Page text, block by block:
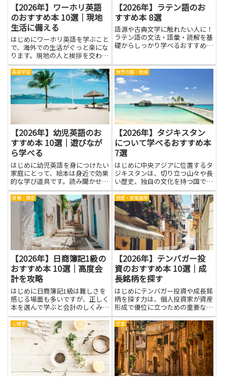
【2026年】ワーホリ英語
のおすすめ本 10選｜現地
生活に備える
はじめにワーホリ英語を学ぶこと
で、海外での生活がぐっと楽にな
ります。現地の人と挨拶を交わ
し、仕事の説明を理解し、道を聞
けるようになると、毎日が自信に
つながります。現地生活に備える
には、実際の場面で使われる英語
の読み物を少しずつ増やすのが近
道...
【2026年】ラテン語のお
すすめ本 8選
語源や古典文学に触れたい人に！
ラテン語の文法・語彙・読解を基
礎からしっかり学べるおすすめ書
英語学習
【2026年】幼児英語のお
すすめ本 10選｜遊びなが
ら学べる
はじめに幼児英語を身につけたい
家庭にとって、絵本は身近で効果
的な学び道具です。読み聞かせを
通じて音やリズムを感じ、楽しく
言葉に触れる力が育ちます。とく
に遊びながら学べる本は、子ども
の好奇心を引き出し、同じ場面を
繰り返す中で自然と語彙が増え
世界の国・地域
【2026年】タジキスタン
について学べるおすすめ本
7選
はじめに中央アジアに位置するタ
ジキスタンは、切り立つ山々や長
い歴史、独自の文化を持つ国で
す。本を通して学ぶと、地理や歴
史、宗教、言語、日常生活の習慣
が具体的にわかり、旅行や研究、
国際交流の場で役立ちます。現地
の文化や価値観を知ることで、表
面...
資格・検定
【2026年】日商簿記1級の
おすすめ本 10選｜高度会
計を攻略
はじめに日商簿記1級は難しさを
感じる場面も多いですが、正しく
本を選んで学ぶと会計のしくみや
経営の流れが見えてきます。高度
会計を攻略する本は、難しい箇所
を分かりやすく解きほぐし、実務
の場面を想像しやすい例題を添え
ることが多いです。この記事で
は...
投資・資産運用
【2026年】テンバガー投
資のおすすめ本 10選｜成
長銘柄を探す
はじめにテンバガー投資や成長銘
柄を探す力は、個人投資家が資産
形成で優位に立つための重要なス
キルです。本を通して財務諸表の
読み方、売上や利益の成長の見
方、キャッシュフローや競争優位
の判別方法を学べば、企業価値の
本質が理解しやすくなります。
RO...
心理学 恋愛